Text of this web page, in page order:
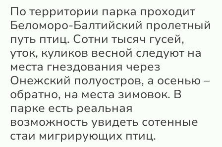
По территории парка проходит
Беломоро-Балтийский пролетный
путь птиц. Сотни тысяч гусей,
уток, куликов весной следуют на
места гнездования через
Онежский полуостров, а осенью –
обратно, на места зимовок. В
парке есть реальная
возможность увидеть сотенные
стаи мигрирующих птиц.